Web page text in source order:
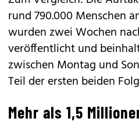
rund 790.000 Menschen
wurden zwei Wochen
veröffentlicht und
zwischen Montag und
Teil der ersten beiden
Mehr als 1,5